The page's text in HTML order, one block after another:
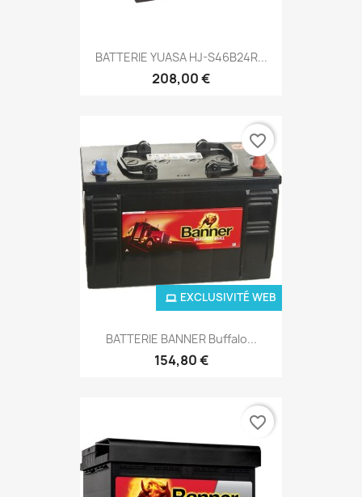
BATTERIE YUASA HJ-S46B24R...
208,00 €
BATTERIE BANNER Buffalo...
154,80 €
EXCLUSIVITÉ WEB
favorite_border
favorite_border